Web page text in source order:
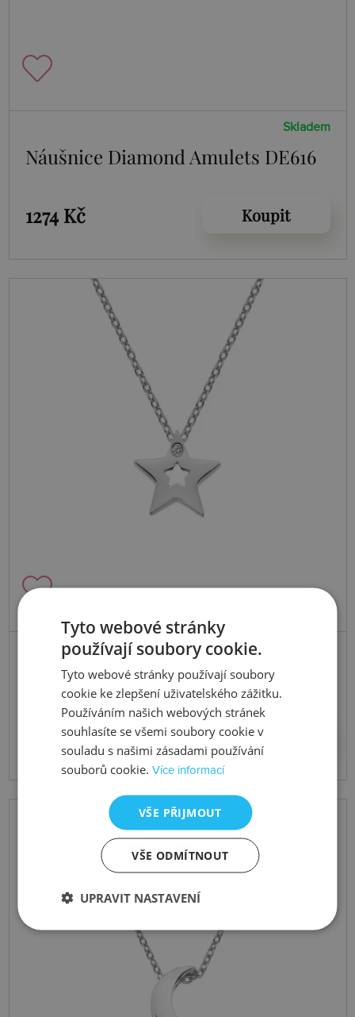
Skladem
Náušnice Diamond Amulets DE616
1274 Kč Koupit
Přívěsek Diamond Amulets DP722
1828 Kč Koupit
Tyto webové stránky
používají soubory cookie.
Tyto webové stránky používají soubory
cookie ke zlepšení uživatelského zážitku.
Používáním našich webových stránek
souhlasíte se všemi soubory cookie v
souladu s našimi zásadami používání
souborů cookie.Více informací
VŠE PŘIJMOUT
VŠE ODMÍTNOUT
UPRAVIT NASTAVENÍ